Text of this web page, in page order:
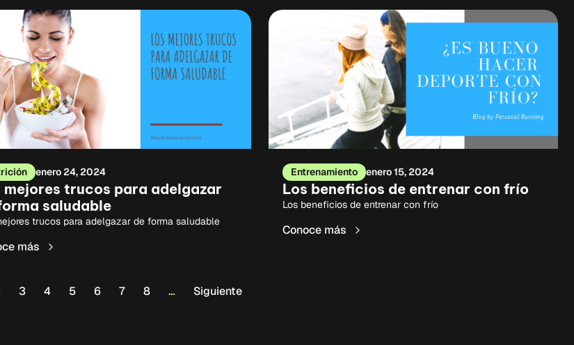
enero 24, 2024
mejores trucos para adelgazar
saludable
trucos para adelgazar de forma saludable
más
Entrenamiento enero 15, 2024
Los beneficios de entrenar con frío
Los beneficios de entrenar con frío
Conoce más
3 4 5 6 7 8 … Siguiente